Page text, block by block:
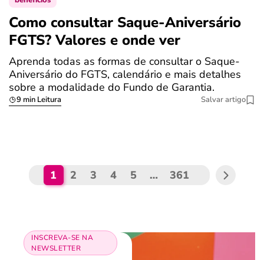
Como consultar Saque-Aniversário
FGTS? Valores e onde ver
Aprenda todas as formas de consultar o Saque-
Aniversário do FGTS, calendário e mais detalhes
sobre a modalidade do Fundo de Garantia.
9 min Leitura Salvar artigo
1 2 3 4 5 … 361
INSCREVA-SE NA
NEWSLETTER